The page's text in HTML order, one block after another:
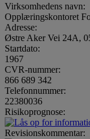
Virksomhedens navn:
Opplæringskontoret
Adresse:
Østre Aker Vei 24A,
Startdato:
1967
CVR-nummer:
866 689 342
Telefonnummer:
22380036
Risikoprognose:
Revisionskommentar: